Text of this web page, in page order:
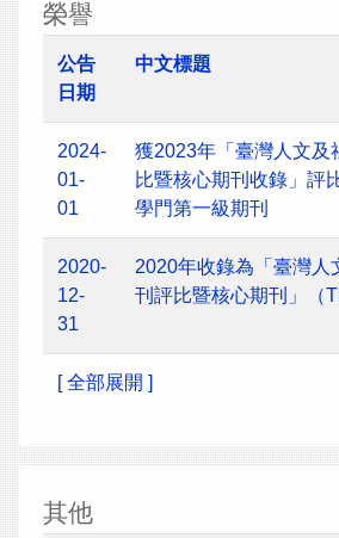
榮譽
公告
日期
中文標題
2024-
01-
01
獲2023年「臺灣人文及
比暨核心期刊收錄」評
學門第一級期刊
2020-
12-
31
2020年收錄為「臺灣人
刊評比暨核心期刊」（
[ 全部展開 ]
其他